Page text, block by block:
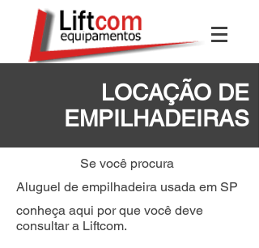
LOCAÇÃO DE
EMPILHADEIRAS
Se você procura
Aluguel de empilhadeira usada em SP
conheça aqui por que você deve
consultar a Liftcom.